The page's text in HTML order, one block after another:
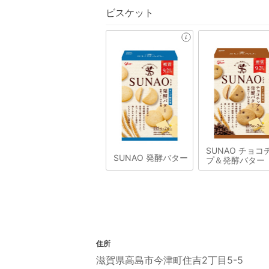
ビスケット
SUNAO 発酵バター
SUNAO チョコ
プ＆発酵バター
住所
滋賀県高島市今津町住吉2丁目5-5